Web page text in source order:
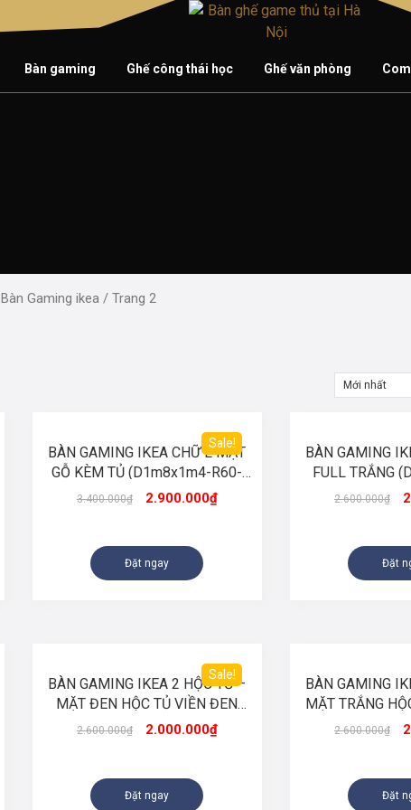
Bàn gaming Ghế công thái học Ghế văn phòng
Bàn Gaming ikea / Trang 2
Sale!
BÀN GAMING IKEA CHỮ L MẶT
GỖ KÈM TỦ (D1m8x1m4-R60-
C75)
3.400.000₫ 2.900.000₫
Đặt ngay
BÀN GAMING
FULL TRẮNG
2.600.000₫
Đặt
Sale!
BÀN GAMING IKEA 2 HỘC TỦ –
MẶT ĐEN HỘC TỦ VIỀN ĐEN
(D1m6-R60cm-C75cm)
2.600.000₫ 2.000.000₫
Đặt ngay
BÀN GAMING
MẶT TRẮNG
(D1m6-
2.600.000₫
Đặt